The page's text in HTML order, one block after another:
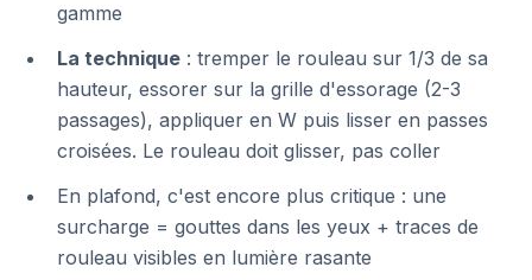
gamme
La technique : tremper le rouleau sur 1/3 de sa
hauteur, essorer sur la grille d'essorage (2-3
passages), appliquer en W puis lisser en passes
croisées. Le rouleau doit glisser, pas coller
En plafond, c'est encore plus critique : une
surcharge = gouttes dans les yeux + traces de
rouleau visibles en lumière rasante